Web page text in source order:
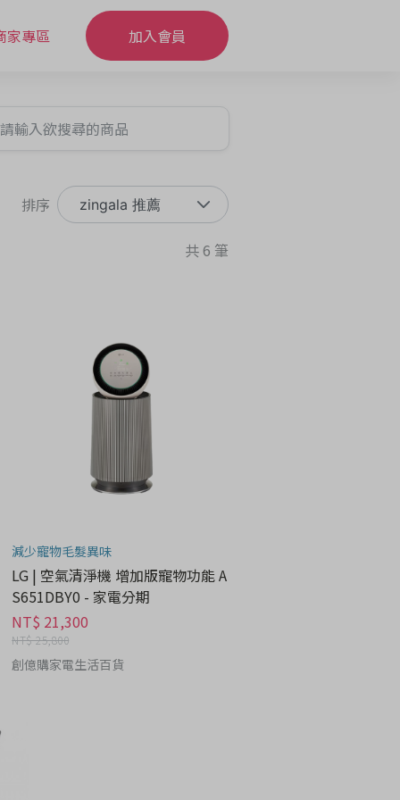
家專區 加入會員
排序 zingala 推薦
共 6 筆
減少寵物毛髮異味
LG | 空氣清淨機 增加版寵物功能 A
S651DBY0 - 家電分期
NT$ 21,300
NT$ 25,800
創億購家電生活百貨